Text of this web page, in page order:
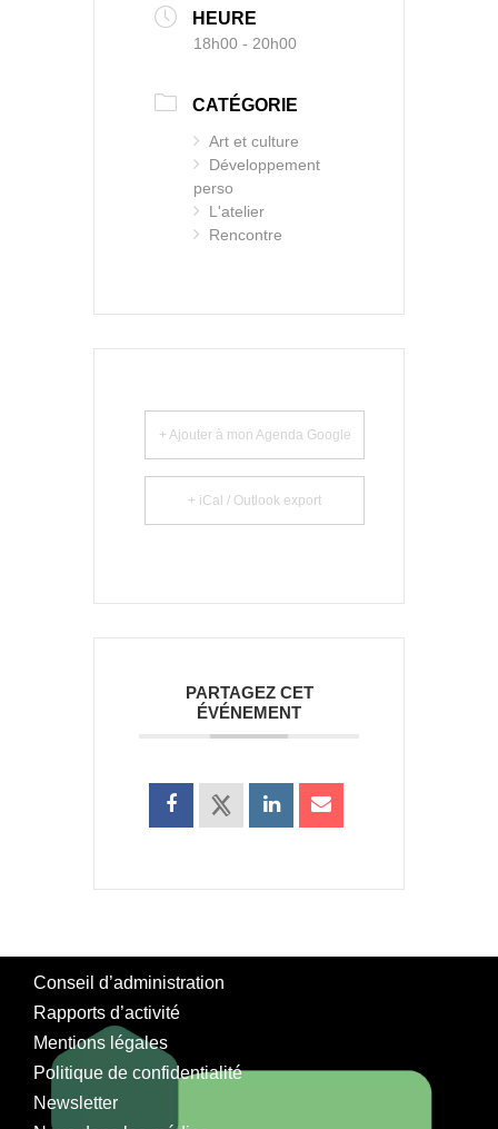
HEURE
18h00 - 20h00
CATÉGORIE
Art et culture
Développement
perso
L'atelier
Rencontre
+ Ajouter à mon Agenda Google
+ iCal / Outlook export
PARTAGEZ CET
ÉVÉNEMENT
Conseil d’administration
Rapports d’activité
Mentions légales
Politique de confidentialité
Newsletter